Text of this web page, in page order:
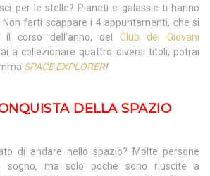
per le stelle? Pianeti e galassie ti hanno
farti scappare i 4 appuntamenti, che si
il corso dell’anno, del Club dei Giovani
a collezionare quattro diversi titoli, potrai
SPACE EXPLORER!
DELLA SPAZIO
di andare nello spazio? Molte persone
sogno, ma solo poche sono riuscite a